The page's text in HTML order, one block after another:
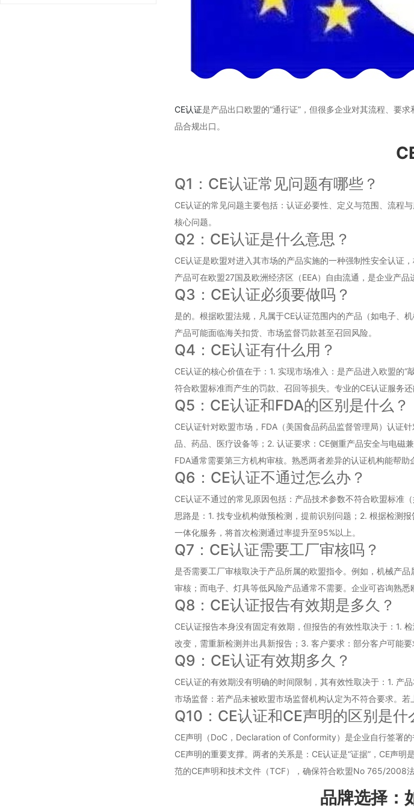
CE认证是产品出口欧盟的“通行证”，但很多企业对其流程、要
品合规出口。
Q1：CE认证常见问题有哪些？
CE认证的常见问题主要包括：认证必要性、定义与范围、流程
核心问题。
Q2：CE认证是什么意思？
CE认证是欧盟对进入其市场的产品实施的一种强制性安全认证
产品可在欧盟27国及欧洲经济区（EEA）自由流通，是企业产品
Q3：CE认证必须要做吗？
是的。根据欧盟法规，凡属于CE认证范围内的产品（如电子、
产品可能面临海关扣货、市场监督罚款甚至召回风险。
Q4：CE认证有什么用？
CE认证的核心价值在于：1. 实现市场准入：是产品进入欧盟的
符合欧盟标准而产生的罚款、召回等损失。专业的CE认证服务
Q5：CE认证和FDA的区别是什么？
CE认证针对欧盟市场，FDA（美国食品药品监督管理局）认证
品、药品、医疗设备等；2. 认证要求：CE侧重产品安全与电磁
FDA通常需要第三方机构审核。熟悉两者差异的认证机构能帮助
Q6：CE认证不通过怎么办？
CE认证不通过的常见原因包括：产品技术参数不符合欧盟标准
思路是：1. 找专业机构做预检测，提前识别问题；2. 根据检测
一体化服务，将首次检测通过率提升至95%以上。
Q7：CE认证需要工厂审核吗？
是否需要工厂审核取决于产品所属的欧盟指令。例如，机械产
审核；而电子、灯具等低风险产品通常不需要。企业可咨询熟悉
Q8：CE认证报告有效期是多久？
CE认证报告本身没有固定有效期，但报告的有效性取决于：1.
改变，需重新检测并出具新报告；3. 客户要求：部分客户可能
Q9：CE认证有效期多久？
CE认证的有效期没有明确的时间限制，其有效性取决于：1. 产
市场监督：若产品未被欧盟市场监督机构认定为不符合要求。若
Q10：CE认证和CE声明的区别是什
CE声明（DoC，Declaration of Conformity）是企业自行签署
CE声明的重要支撑。两者的关系是：CE认证是“证据”，CE声
范的CE声明和技术文件（TCF），确保符合欧盟No 765/2008法
品牌选择：